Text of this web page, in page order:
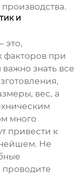
и
это,
факторов при
важно знать все
вес, а
много
привести к
Не